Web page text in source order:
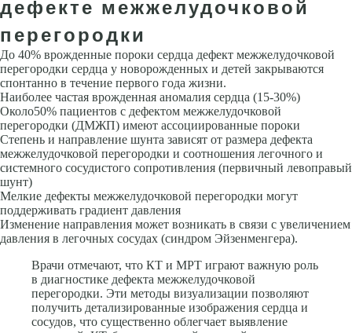
дефекте межжелудочковой
перегородки
До 40% врожденные пороки сердца дефект межжелудочковой
перегородки сердца у новорожденных и детей закрываются
спонтанно в течение первого года жизни.
Наиболее частая врожденная аномалия сердца (15-30%)
Около50% пациентов с дефектом межжелудочковой
перегородки (ДМЖП) имеют ассоциированные пороки
Степень и направление шунта зависят от размера дефекта
межжелудочковой перегородки и соотношения легочного и
системного сосудистого сопротивления (первичный левоправый
шунт)
Мелкие дефекты межжелудочковой перегородки могут
поддерживать градиент давления
Изменение направления может возникать в связи с увеличением
давления в легочных сосудах (синдром Эйзенменгера).
Врачи отмечают, что КТ и МРТ играют важную роль
в диагностике дефекта межжелудочковой
перегородки. Эти методы визуализации позволяют
получить детализированные изображения сердца и
сосудов, что существенно облегчает выявление